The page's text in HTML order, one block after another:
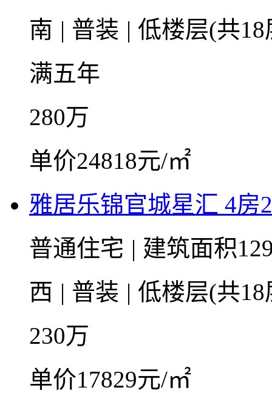
南 | 普装 | 低楼层(共
满五年
280万
单价24818元/㎡
雅居乐锦官城星汇 4房
普通住宅 | 建筑面积
西 | 普装 | 低楼层(共
230万
单价17829元/㎡